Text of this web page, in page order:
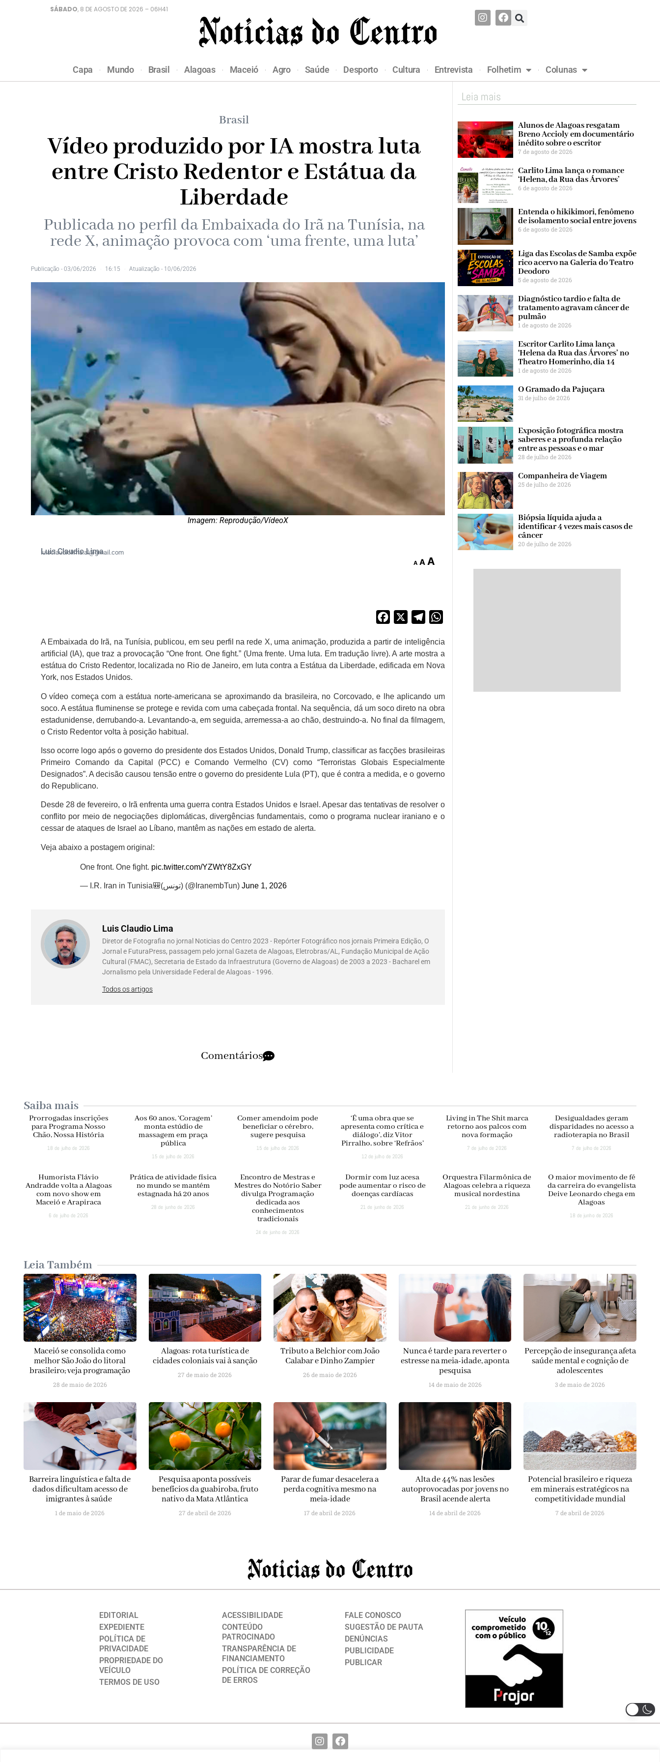
SÁBADO, 8 DE AGOSTO DE 2026 – 06H41
Capa Mundo Brasil Alagoas Maceió Agro Saúde Desporto Cultura Entrevista Folhetim Colunas
Brasil
Vídeo produzido por IA mostra luta
entre Cristo Redentor e Estátua da
Liberdade
Publicada no perfil da Embaixada do Irã na Tunísia, na
rede X, animação provoca com ‘uma frente, uma luta’
Publicação - 03/06/2026 16:15 Atualização - 10/06/2026
Imagem: Reprodução/VídeoX
Luis Claudio Lima
luisclaudiolima.al@gmail.com
A A A
Facebook Telegram
A Embaixada do Irã, na Tunísia, publicou, em seu perfil na rede X, uma animação, produzida a partir de inteligência
artificial (IA), que traz a provocação “One front. One fight.” (Uma frente. Uma luta. Em tradução livre). A arte mostra a
estátua do Cristo Redentor, localizada no Rio de Janeiro, em luta contra a Estátua da Liberdade, edificada em Nova
York, nos Estados Unidos.
O vídeo começa com a estátua norte-americana se aproximando da brasileira, no Corcovado, e lhe aplicando um
soco. A estátua fluminense se protege e revida com uma cabeçada frontal. Na sequência, dá um soco direto na obra
estadunidense, derrubando-a. Levantando-a, em seguida, arremessa-a ao chão, destruindo-a. No final da filmagem,
o Cristo Redentor volta à posição habitual.
Isso ocorre logo após o governo do presidente dos Estados Unidos, Donald Trump, classificar as facções brasileiras
Primeiro Comando da Capital (PCC) e Comando Vermelho (CV) como “Terroristas Globais Especialmente
Designados”. A decisão causou tensão entre o governo do presidente Lula (PT), que é contra a medida, e o governo
do Republicano.
Desde 28 de fevereiro, o Irã enfrenta uma guerra contra Estados Unidos e Israel. Apesar das tentativas de resolver o
conflito por meio de negociações diplomáticas, divergências fundamentais, como o programa nuclear iraniano e o
cessar de ataques de Israel ao Líbano, mantêm as nações em estado de alerta.
Veja abaixo a postagem original:
One front. One fight. pic.twitter.com/YZWtY8ZxGY
— I.R. Iran in Tunisia🎒(تونس) (@IranembTun) June 1, 2026
Luis Claudio Lima
Diretor de Fotografia no jornal Noticias do Centro 2023 - Repórter Fotográfico nos jornais Primeira Edição, O
Jornal e FuturaPress, passagem pelo jornal Gazeta de Alagoas, Eletrobras/AL, Fundação Municipal de Ação
Cultural (FMAC), Secretaria de Estado da Infraestrutura (Governo de Alagoas) de 2003 a 2023 - Bacharel em
Jornalismo pela Universidade Federal de Alagoas - 1996.
Todos os artigos
Comentários
Leia mais
Alunos de Alagoas resgatam
Breno Accioly em documentário
inédito sobre o escritor
7 de agosto de 2026
Carlito Lima lança o romance
‘Helena, da Rua das Árvores’
6 de agosto de 2026
Entenda o hikikimori, fenômeno
de isolamento social entre jovens
6 de agosto de 2026
Liga das Escolas de Samba expõe
rico acervo na Galeria do Teatro
Deodoro
5 de agosto de 2026
Diagnóstico tardio e falta de
tratamento agravam câncer de
pulmão
1 de agosto de 2026
Escritor Carlito Lima lança
‘Helena da Rua das Árvores’ no
Theatro Homerinho, dia 14
1 de agosto de 2026
O Gramado da Pajuçara
31 de julho de 2026
Exposição fotográfica mostra
saberes e a profunda relação
entre as pessoas e o mar
28 de julho de 2026
Companheira de Viagem
25 de julho de 2026
Biópsia líquida ajuda a
identificar 4 vezes mais casos de
câncer
20 de julho de 2026
Saiba mais
Prorrogadas inscrições
para Programa Nosso
Chão, Nossa História
18 de julho de 2026
Aos 60 anos, ‘Coragem’
monta estúdio de
massagem em praça
pública
15 de julho de 2026
Comer amendoim pode
beneficiar o cérebro,
sugere pesquisa
15 de julho de 2026
‘É uma obra que se
apresenta como crítica e
diálogo’, diz Vitor
Pirralho, sobre ‘Refrãos’
12 de julho de 2026
Living in The Shit marca
retorno aos palcos com
nova formação
7 de julho de 2026
Desigualdades geram
disparidades no acesso a
radioterapia no Brasil
7 de julho de 2026
Humorista Flávio
Andradde volta a Alagoas
com novo show em
Maceió e Arapiraca
6 de julho de 2026
Prática de atividade física
no mundo se mantém
estagnada há 20 anos
28 de junho de 2026
Encontro de Mestras e
Mestres do Notório Saber
divulga Programação
dedicada aos
conhecimentos
tradicionais
24 de junho de 2026
Dormir com luz acesa
pode aumentar o risco de
doenças cardíacas
21 de junho de 2026
Orquestra Filarmônica de
Alagoas celebra a riqueza
musical nordestina
21 de junho de 2026
O maior movimento de fé
da carreira do evangelista
Deive Leonardo chega em
Alagoas
18 de junho de 2026
Leia Também
Maceió se consolida como
melhor São João do litoral
brasileiro; veja programação
28 de maio de 2026
Alagoas: rota turística de
cidades coloniais vai à sanção
27 de maio de 2026
Tributo a Belchior com João
Calabar e Dinho Zampier
26 de maio de 2026
Nunca é tarde para reverter o
estresse na meia-idade, aponta
pesquisa
14 de maio de 2026
Percepção de insegurança afeta
saúde mental e cognição de
adolescentes
3 de maio de 2026
Barreira linguística e falta de
dados dificultam acesso de
imigrantes à saúde
1 de maio de 2026
Pesquisa aponta possíveis
benefícios da guabiroba, fruto
nativo da Mata Atlântica
27 de abril de 2026
Parar de fumar desacelera a
perda cognitiva mesmo na
meia-idade
17 de abril de 2026
Alta de 44% nas lesões
autoprovocadas por jovens no
Brasil acende alerta
14 de abril de 2026
Potencial brasileiro e riqueza
em minerais estratégicos na
competitividade mundial
7 de abril de 2026
EDITORIAL
EXPEDIENTE
POLÍTICA DE
PRIVACIDADE
PROPRIEDADE DO
VEÍCULO
TERMOS DE USO
ACESSIBILIDADE
CONTEÚDO
PATROCINADO
TRANSPARÊNCIA DE
FINANCIAMENTO
POLÍTICA DE CORREÇÃO
DE ERROS
FALE CONOSCO
SUGESTÃO DE PAUTA
DENÚNCIAS
PUBLICIDADE
PUBLICAR